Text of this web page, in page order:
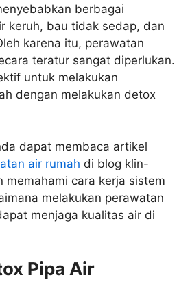
berbagai
keruh, bau tidak sedap, dan
karena itu, perawatan
teratur sangat diperlukan.
untuk melakukan
dengan melakukan detox
dapat membaca artikel
air rumah di blog klin-
memahami cara kerja sistem
melakukan perawatan
menjaga kualitas air di
Pipa Air